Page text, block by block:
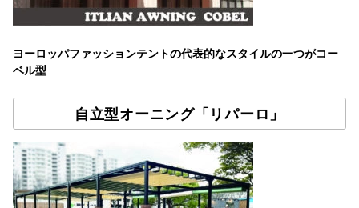
ヨーロッパファッションテントの代表的なスタイルの一つがコー
ベル型
自立型オーニング「リパーロ」